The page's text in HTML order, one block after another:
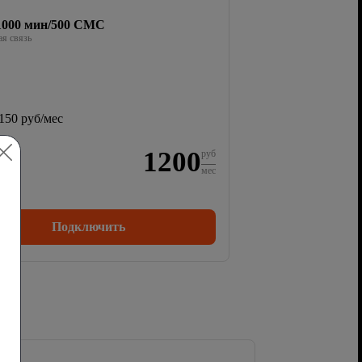
мин/500 СМС
связь
руб/мес
1200 руб
мес
Подключить